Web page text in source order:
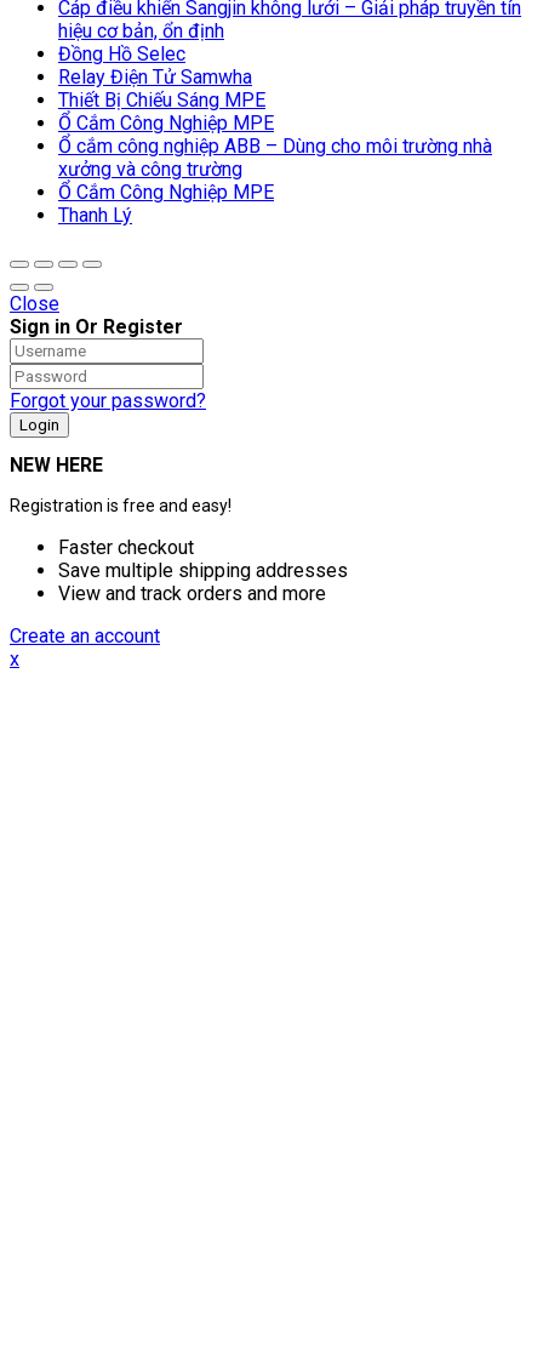
Cáp điều khiển Sangjin không lưới – Giải pháp truyền tín
hiệu cơ bản, ổn định
Đồng Hồ Selec
Relay Điện Tử Samwha
Thiết Bị Chiếu Sáng MPE
Ổ Cắm Công Nghiệp MPE
Ổ cắm công nghiệp ABB – Dùng cho môi trường nhà
xưởng và công trường
Ổ Cắm Công Nghiệp MPE
Thanh Lý
Close
Sign in Or Register
Forgot your password?
NEW HERE
Registration is free and easy!
Faster checkout
Save multiple shipping addresses
View and track orders and more
Create an account
x